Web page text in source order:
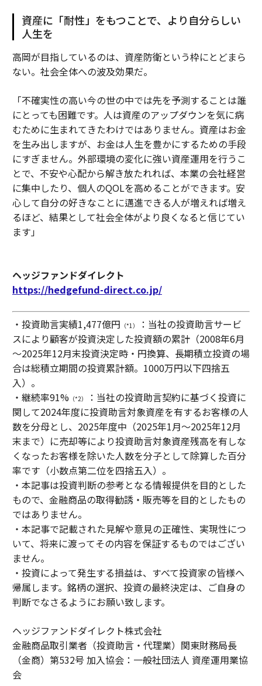
資産に「耐性」をもつことで、より自分らしい
人生を
高岡が目指しているのは、資産防衛という枠にとどまら
ない。社会全体への波及効果だ。
「不確実性の高い今の世の中では先を予測することは誰
にとっても困難です。人は資産のアップダウンを気に病
むために生まれてきたわけではありません。資産はお金
を生み出しますが、お金は人生を豊かにするための手段
にすぎません。外部環境の変化に強い資産運用を行うこ
とで、不安や心配から解き放たれれば、本業の会社経営
に集中したり、個人のQOLを高めることができます。安
心して自分の好きなことに邁進できる人が増えれば増え
るほど、結果として社会全体がより良くなると信じてい
ます」
ヘッジファンドダイレクト
https://hedgefund-direct.co.jp/
・投資助言実績1,477億円 （*1）
：当社の投資助言サービ
スにより顧客が投資決定した投資額の累計（2008年6月
～2025年12月末投資決定時・円換算、長期積立投資の場
合は総積立期間の投資累計額。1000万円以下四捨五
入）。
・継続率91% （*2）
：当社の投資助言契約に基づく投資に
関して2024年度に投資助言対象資産を有するお客様の人
数を分母とし、2025年度中（2025年1月～2025年12月
末まで）に売却等により投資助言対象資産残高を有しな
くなったお客様を除いた人数を分子として除算した百分
率です（小数点第二位を四捨五入）。
・本記事は投資判断の参考となる情報提供を目的とした
もので、金融商品の取得勧誘・販売等を目的としたもの
ではありません。
・本記事で記載された見解や意見の正確性、実現性につ
いて、将来に渡ってその内容を保証するものではござい
ません。
・投資によって発生する損益は、すべて投資家の皆様へ
帰属します。銘柄の選択、投資の最終決定は、ご自身の
判断でなさるようにお願い致します。
ヘッジファンドダイレクト株式会社
金融商品取引業者（投資助言・代理業）関東財務局長
（金商）第532号 加入協会：一般社団法人 資産運用業協
会